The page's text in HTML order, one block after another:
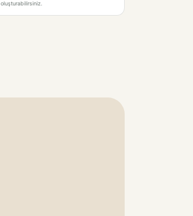
oluşturabilirsiniz.